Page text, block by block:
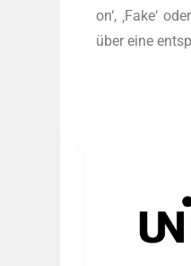
on‘, ‚Fake‘
über eine